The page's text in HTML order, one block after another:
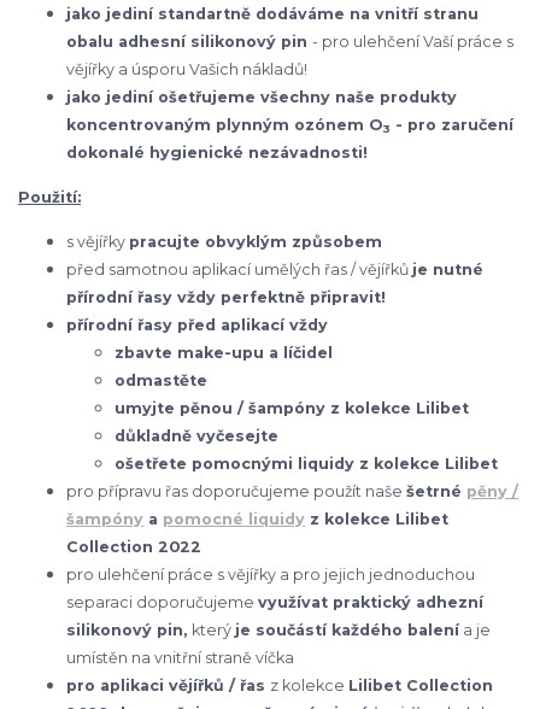
jako jediní standartně dodáváme na vnitří stranu
obalu adhesní silikonový pin - pro ulehčení Vaší práce s
vějířky a úsporu Vašich nákladů!
jako jediní ošetřujeme všechny naše produkty
koncentrovaným plynným ozónem O3 - pro zaručení
dokonalé hygienické nezávadnosti!
Použití:
s vějířky pracujte obvyklým způsobem
před samotnou aplikací umělých řas / vějířků je nutné
přírodní řasy vždy perfektně připravit!
přírodní řasy před aplikací vždy
zbavte make-upu a líčidel
odmastěte
umyjte pěnou / šampóny z kolekce Lilibet
důkladně vyčesejte
ošetřete pomocnými liquidy z kolekce Lilibet
pro přípravu řas doporučujeme použít naše šetrné pěny /
šampóny a pomocné liquidy z kolekce Lilibet
Collection 2022
pro ulehčení práce s vějířky a pro jejich jednoduchou
separaci doporučujeme využívat praktický adhezní
silikonový pin, který je součástí každého balenía je
umístěn na vnitřní straně víčka
pro aplikaci vějířků / řas z kolekce Lilibet Collection